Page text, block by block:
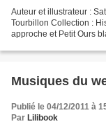
Auteur et illustrateur :
Tourbillon Collection :
approche et Petit Ours
Musiques du
Publié le 04/12/2011 à
Par Lilibook